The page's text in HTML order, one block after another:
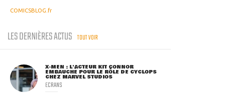
COMICSBLOG.fr
LES DERNIÈRES ACTUS TOUT VOIR
X-MEN : L'ACTEUR KIT CONNOR
EMBAUCHÉ POUR LE RÔLE DE CYCLOPS
CHEZ MARVEL STUDIOS
ECRANS